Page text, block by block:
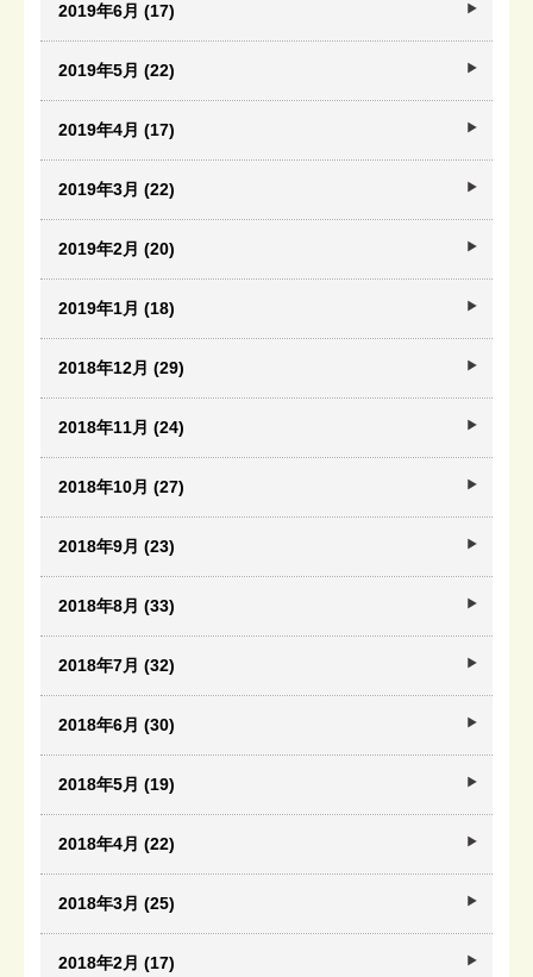
2019年6月 (17)
2019年5月 (22)
2019年4月 (17)
2019年3月 (22)
2019年2月 (20)
2019年1月 (18)
2018年12月 (29)
2018年11月 (24)
2018年10月 (27)
2018年9月 (23)
2018年8月 (33)
2018年7月 (32)
2018年6月 (30)
2018年5月 (19)
2018年4月 (22)
2018年3月 (25)
2018年2月 (17)